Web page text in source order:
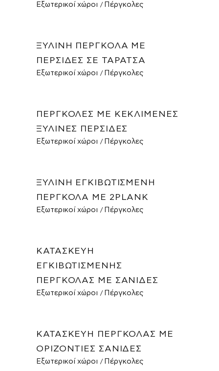
Εξωτερικοί χώροι Πέργκολες
ΞΎΛΙΝΗ ΠΈΡΓΚΟΛΑ ΜΕ
ΠΕΡΣΊΔΕΣ ΣΕ ΤΑΡΆΤΣΑ
Εξωτερικοί χώροι Πέργκολες
ΠΈΡΓΚΟΛΕΣ ΜΕ ΚΕΚΛΙΜΈΝΕΣ
ΞΎΛΙΝΕΣ ΠΕΡΣΊΔΕΣ
Εξωτερικοί χώροι Πέργκολες
ΞΎΛΙΝΗ ΕΓΚΙΒΩΤΙΣΜΈΝΗ
ΠΈΡΓΚΟΛΑ ΜΕ 2PLANK
Εξωτερικοί χώροι Πέργκολες
ΚΑΤΑΣΚΕΥΉ
ΕΓΚΙΒΩΤΙΣΜΈΝΗΣ
ΠΈΡΓΚΟΛΑΣ ΜΕ ΣΑΝΊΔΕΣ
Εξωτερικοί χώροι Πέργκολες
ΚΑΤΑΣΚΕΥΉ ΠΈΡΓΚΟΛΑΣ ΜΕ
ΟΡΙΖΌΝΤΙΕΣ ΣΑΝΊΔΕΣ
Εξωτερικοί χώροι Πέργκολες